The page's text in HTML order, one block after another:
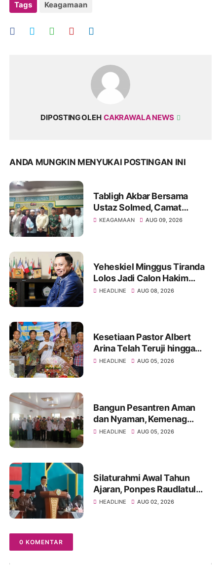
Tags Keagamaan
DIPOSTING OLEH CAKRAWALA NEWS
ANDA MUNGKIN MENYUKAI POSTINGAN INI
Tabligh Akbar Bersama
Ustaz Solmed, Camat
Kalidoni Dorong Penguatan
KEAGAMAAN AUG 09, 2026
Yeheskiel Minggus Tiranda
Lolos Jadi Calon Hakim
Agung RI Tahun 2026
HEADLINE AUG 08, 2026
Kesetiaan Pastor Albert
Arina Telah Teruji hingga
Pesta Perak Imamat ke 28
HEADLINE AUG 05, 2026
Bangun Pesantren Aman
dan Nyaman, Kemenag
Palembang Satukan
HEADLINE AUG 05, 2026
Silaturahmi Awal Tahun
Ajaran, Ponpes Raudlatul
Ulum Perkuat Sinergi
HEADLINE AUG 02, 2026
0 KOMENTAR